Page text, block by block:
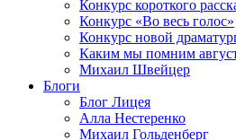
Конкурс короткого
Конкурс «Во весь голос»
Конкурс новой
Каким мы помним
Михаил Швейцер
Блоги
Блог Лицея
Алла Нестеренко
Михаил Гольденберг